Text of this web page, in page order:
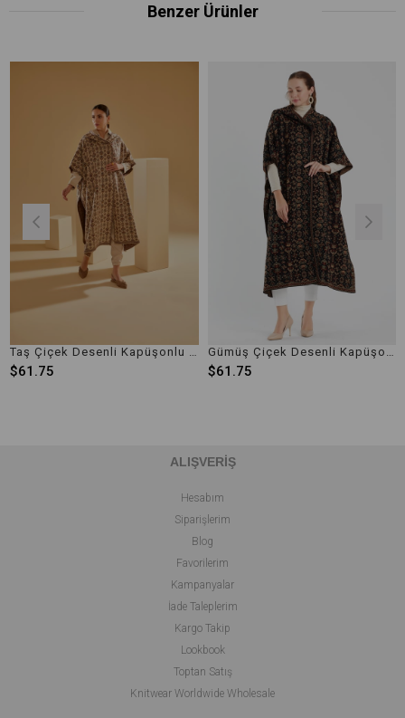
Benzer Ürünler
Taş Çiçek Desenli Kapüşonlu Triko Kadın Panço Gümüş Çiçek Desenli Kapüşonlu Triko Kadın Panço
$61.75
ALIŞVERİŞ
Hesabım
Siparişlerim
Blog
Favorilerim
Kampanyalar
İade Taleplerim
Kargo Takip
Lookbook
Toptan Satış
Knitwear Worldwide Wholesale